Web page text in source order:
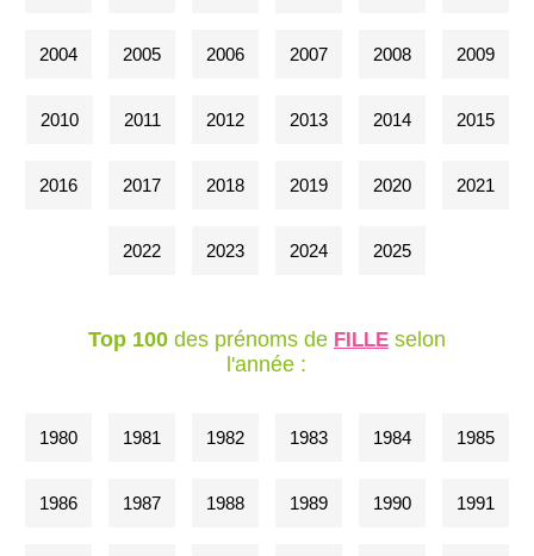
2004 2005 2006 2007 2008 2009
2010 2011 2012 2013 2014 2015
2016 2017 2018 2019 2020 2021
2022 2023 2024 2025
Top 100des prénoms de FILLEselon
l'année :
1980 1981 1982 1983 1984 1985
1986 1987 1988 1989 1990 1991